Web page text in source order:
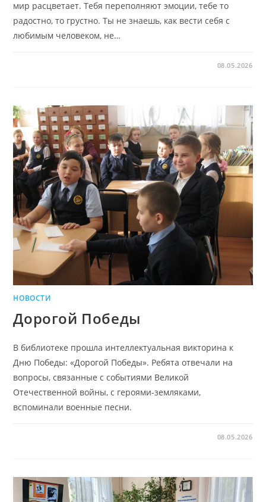
мир расцветает. Тебя переполняют эмоции, тебе то
радостно, то грустно. Ты не знаешь, как вести себя с
любимым человеком, не…
08.05.2026
НОВОСТИ
Дорогой Победы
В библиотеке прошла интеллектуальная викторина к
Дню Победы: «Дорогой Победы». Ребята отвечали на
вопросы, связанные с событиями Великой
Отечественной войны, с героями-земляками,
вспоминали военные песни.
08.05.2026